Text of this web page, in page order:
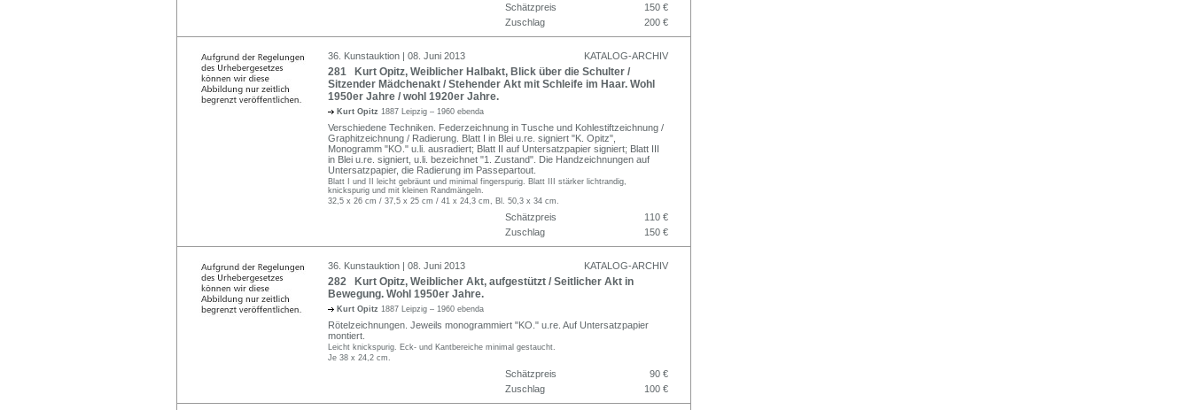
Schätzpreis
150 €
Zuschlag
200 €
36. Kunstauktion | 08. Juni 2013 KATALOG-ARCHIV
281 Kurt Opitz, Weiblicher Halbakt, Blick über die Schulter /
Sitzender Mädchenakt / Stehender Akt mit Schleife im Haar. Wohl
1950er Jahre / wohl 1920er Jahre.
Kurt Opitz 1887 Leipzig – 1960 ebenda
Verschiedene Techniken. Federzeichnung in Tusche und Kohlestiftzeichnung /
Graphitzeichnung / Radierung. Blatt I in Blei u.re. signiert "K. Opitz",
Monogramm "KO." u.li. ausradiert; Blatt II auf Untersatzpapier signiert; Blatt III
in Blei u.re. signiert, u.li. bezeichnet "1. Zustand". Die Handzeichnungen auf
Untersatzpapier, die Radierung im Passepartout.
Blatt I und II leicht gebräunt und minimal fingerspurig. Blatt III stärker lichtrandig,
knickspurig und mit kleinen Randmängeln.
32,5 x 26 cm / 37,5 x 25 cm / 41 x 24,3 cm, Bl. 50,3 x 34 cm.
Schätzpreis
110 €
Zuschlag
150 €
36. Kunstauktion | 08. Juni 2013 KATALOG-ARCHIV
282 Kurt Opitz, Weiblicher Akt, aufgestützt / Seitlicher Akt in
Bewegung. Wohl 1950er Jahre.
Kurt Opitz 1887 Leipzig – 1960 ebenda
Rötelzeichnungen. Jeweils monogrammiert "KO." u.re. Auf Untersatzpapier
montiert.
Leicht knickspurig. Eck- und Kantbereiche minimal gestaucht.
Je 38 x 24,2 cm.
Schätzpreis
90 €
Zuschlag
100 €